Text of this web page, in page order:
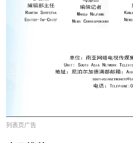
列表页广告